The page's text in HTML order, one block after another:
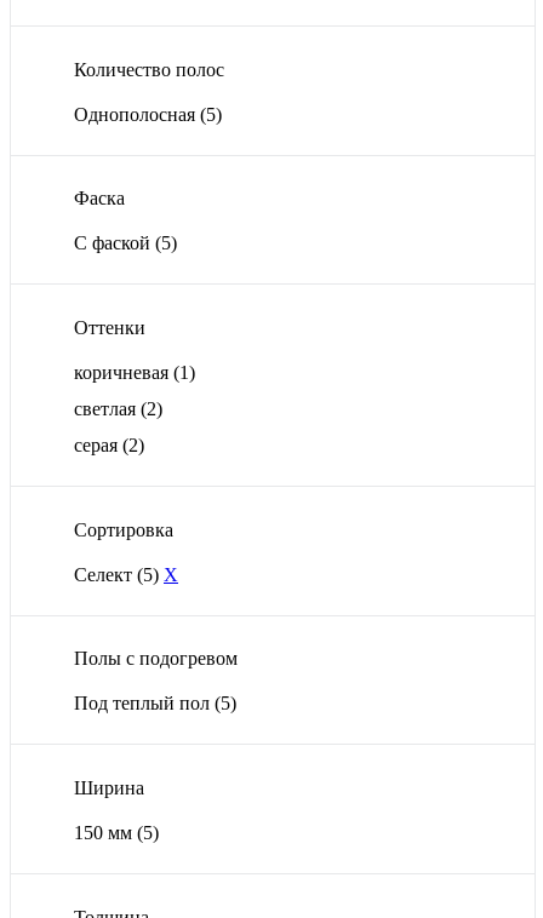
Количество полос
Однополосная (5)
Фаска
С фаской (5)
Оттенки
коричневая (1)
светлая (2)
серая (2)
Сортировка
Селект (5) X
Полы с подогревом
Под теплый пол (5)
Ширина
150 мм (5)